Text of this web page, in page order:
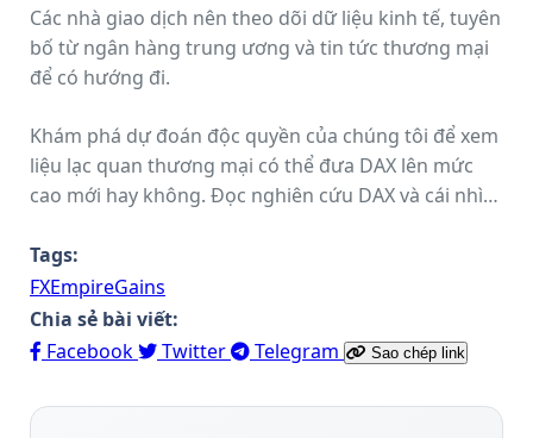
24.301 trước khi bước vào vùng quá mua (RSI > 70).
Các nhà giao dịch nên theo dõi dữ liệu kinh tế, tuyên
bố từ ngân hàng trung ương và tin tức thương mại
để có hướng đi.
Khám phá dự đoán độc quyền của chúng tôi để xem
liệu lạc quan thương mại có thể đưa DAX lên mức
cao mới hay không. Đọc nghiên cứu DAX và cái nhìn
Tags:
FXEmpireGains
Chia sẻ bài viết:
Facebook
Twitter Telegram Sao chép link